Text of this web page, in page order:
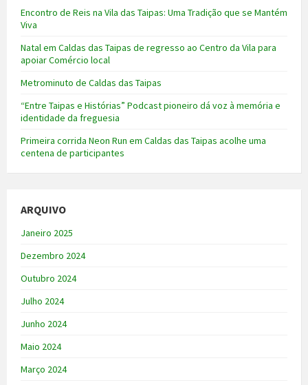
Encontro de Reis na Vila das Taipas: Uma Tradição que se Mantém
Viva
Natal em Caldas das Taipas de regresso ao Centro da Vila para
apoiar Comércio local
Metrominuto de Caldas das Taipas
“Entre Taipas e Histórias” Podcast pioneiro dá voz à memória e
identidade da freguesia
Primeira corrida Neon Run em Caldas das Taipas acolhe uma
centena de participantes
ARQUIVO
Janeiro 2025
Dezembro 2024
Outubro 2024
Julho 2024
Junho 2024
Maio 2024
Março 2024